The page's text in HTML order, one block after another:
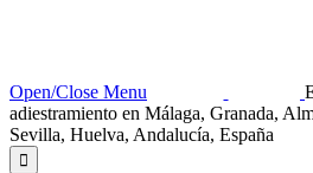
Open/Close Menu
adiestramiento en Málaga, Granada,
Sevilla, Huelva, Andalucía, España
